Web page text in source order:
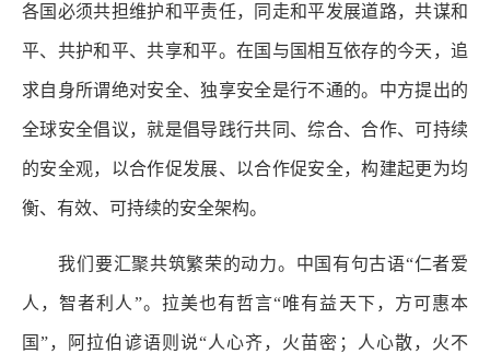
各国必须共担维护和平责任，同走和平发展道路，共谋和
平、共护和平、共享和平。在国与国相互依存的今天，追
求自身所谓绝对安全、独享安全是行不通的。中方提出的
全球安全倡议，就是倡导践行共同、综合、合作、可持续
的安全观，以合作促发展、以合作促安全，构建起更为均
衡、有效、可持续的安全架构。
我们要汇聚共筑繁荣的动力。中国有句古语“仁者爱
人，智者利人”。拉美也有哲言“唯有益天下，方可惠本
国”，阿拉伯谚语则说“人心齐，火苗密；人心散，火不